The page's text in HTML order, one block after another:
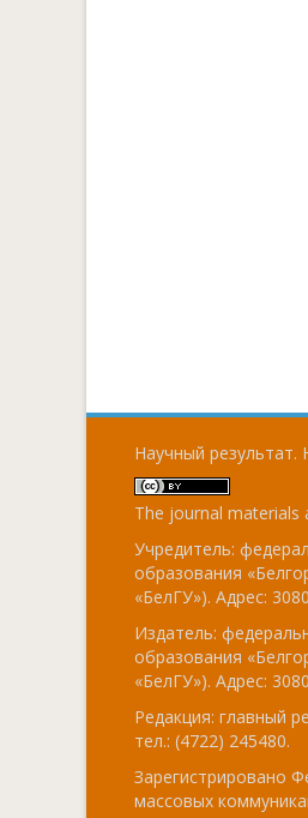
Научный результат.
The journal materials
Учредитель:
образования
«БелГУ»). Адрес:
Издатель:
образования
«БелГУ»). Адрес:
Редакция: главный
тел.: (4722) 245480.
Зарегистрировано
массовых